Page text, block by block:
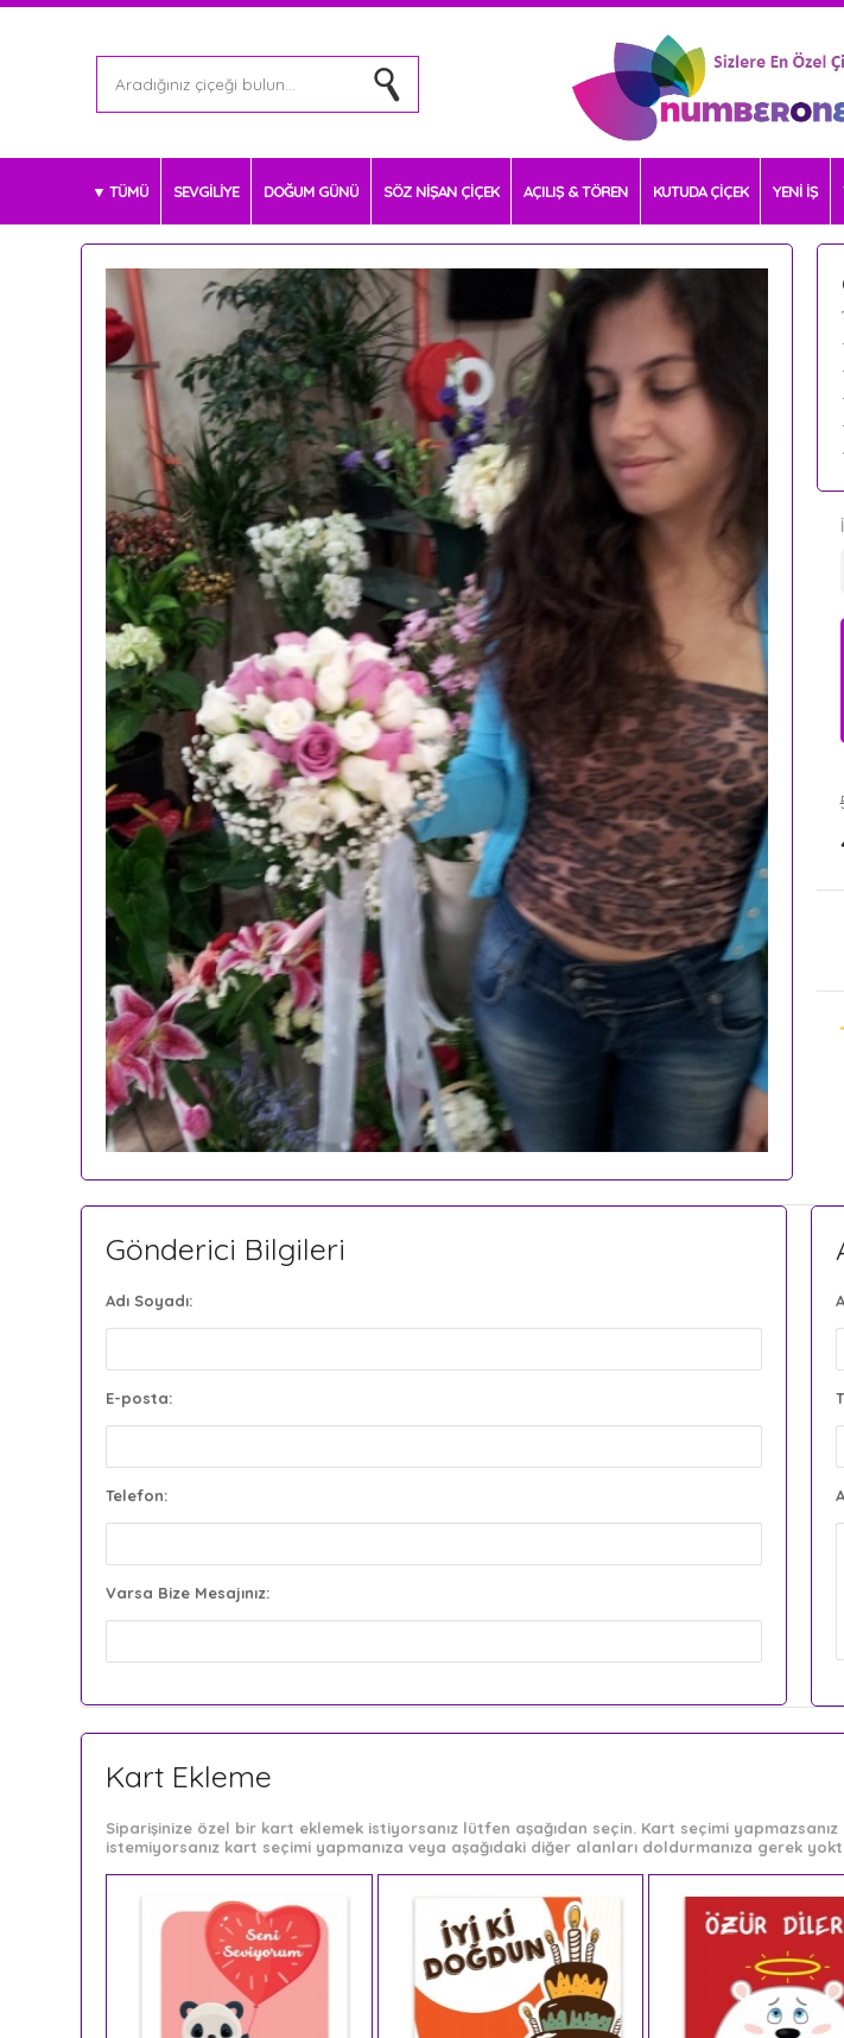
TÜMÜ SEVGİLİYE DOĞUM GÜNÜ SÖZ NİŞAN ÇİÇEK AÇILIŞ & TÖREN KUTUDA ÇİÇEK YENİ İŞ
Gönderici Bilgileri
Adı Soyadı:
E-posta:
Telefon:
Varsa Bize Mesajınız:
Kart Ekleme
Siparişinize özel bir kart eklemek istiyorsanız lütfen aşağıdan seçin. Kart seçimi
istemiyorsanız kart seçimi yapmanıza veya aşağıdaki diğer alanları doldurmanıza gerek